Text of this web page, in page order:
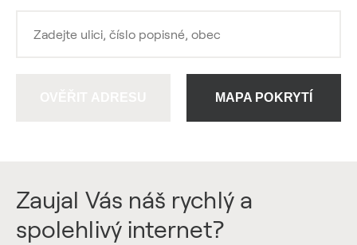
MAPA POKRYTÍ
Zaujal Vás náš rychlý a
spolehlivý internet?